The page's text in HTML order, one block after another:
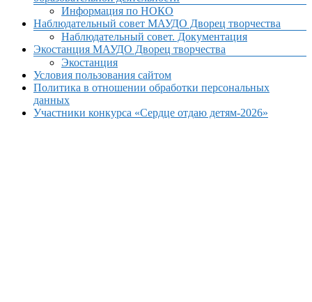
Информация по НОКО
Наблюдательный совет МАУДО Дворец творчества
Наблюдательный совет. Документация
Экостанция МАУДО Дворец творчества
Экостанция
Условия пользования сайтом
Политика в отношении обработки персональных
данных
Участники конкурса «Сердце отдаю детям-2026»